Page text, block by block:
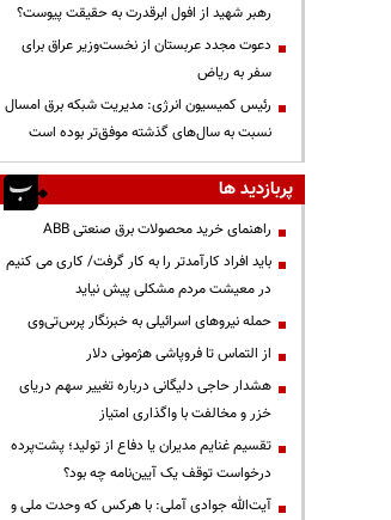
رهبر شهید از افول ابرقدرت به حقیقت پیوست؟
دعوت مجدد عربستان از نخست‌وزیر عراق برای
سفر به ریاض
رئیس کمیسیون انرژی: مدیریت شبکه برق امسال
نسبت به سال‌های گذشته موفق‌تر بوده است
پربازدید ها
راهنمای خرید محصولات برق صنعتی ABB
باید افراد کارآمدتر را به کار گرفت/ کاری می کنیم
در معیشت مردم مشکلی پیش نیاید
حمله نیروهای اسرائیلی به خبرنگار پرس‌تی‌وی
از التماس تا فروپاشی هژمونی دلار
هشدار حاجی دلیگانی درباره تغییر سهم دریای
خزر و مخالفت با واگذاری امتیاز
تقسیم غنایم مدیران یا دفاع از تولید؛ پشت‌پرده
درخواست توقف یک آیین‌نامه چه بود؟
آیت‌الله جوادی آملی: با هرکس که وحدت ملی و